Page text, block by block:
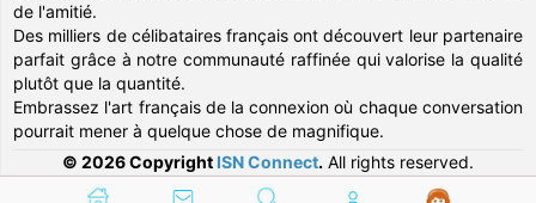
de l'amitié.
Des milliers de célibataires français ont découvert leur partenaire
parfait grâce à notre communauté raffinée qui valorise la qualité
plutôt que la quantité.
Embrassez l'art français de la connexion où chaque conversation
pourrait mener à quelque chose de magnifique.
© 2026 Copyright ISN Connect. All rights reserved.